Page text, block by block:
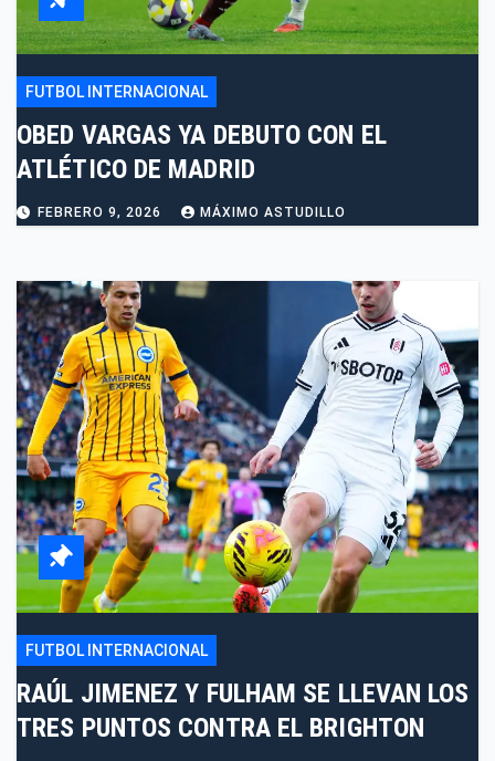
FUTBOL INTERNACIONAL
OBED VARGAS YA DEBUTO CON EL
ATLÉTICO DE MADRID
FEBRERO 9, 2026 MÁXIMO ASTUDILLO
FUTBOL INTERNACIONAL
RAÚL JIMENEZ Y FULHAM SE LLEVAN LOS
TRES PUNTOS CONTRA EL BRIGHTON